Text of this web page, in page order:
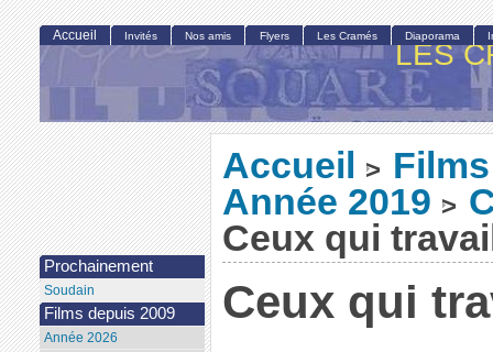
LES
Accueil >
Année 2019 >
Ceux qui
Ceux qui
Accueil Invités Nos amis Flyers Les Cramés Diaporama
Prochainement
Soudain
Films depuis 2009
Année 2026